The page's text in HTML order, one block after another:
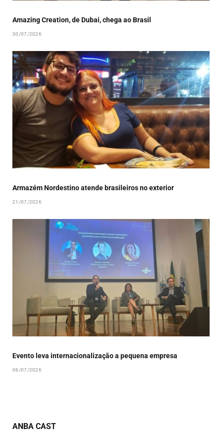
Amazing Creation, de Dubai, chega ao Brasil
30/07/2026
Armazém Nordestino atende brasileiros no exterior
21/07/2026
Evento leva internacionalização a pequena empresa
06/07/2026
ANBA CAST